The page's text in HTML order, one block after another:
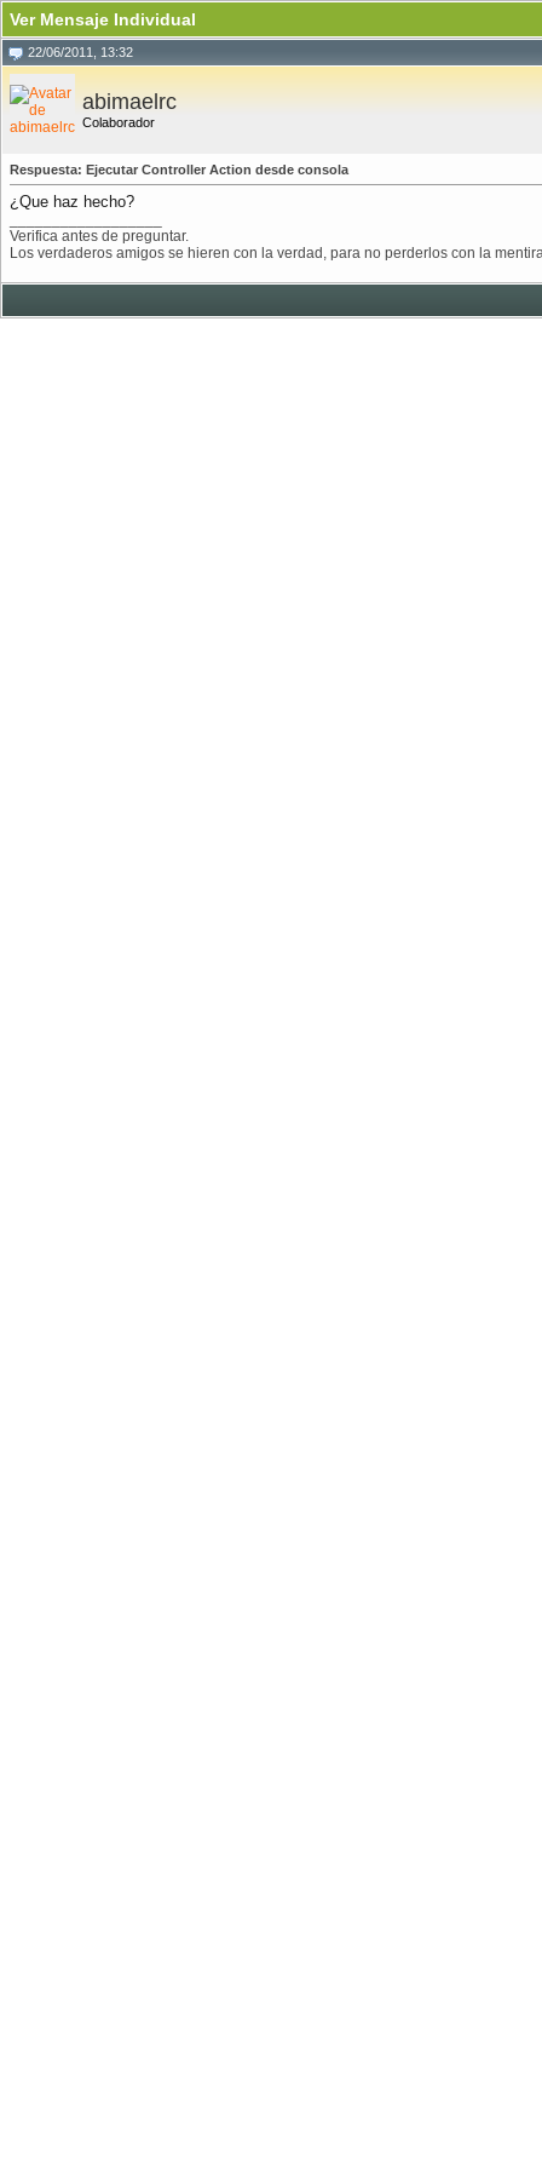
Ver Mensaje Individual
22/06/2011, 13:32
abimaelrc
Colaborador
Respuesta: Ejecutar Controller Action desde consola
¿Que haz hecho?
Verifica antes de preguntar.
Los verdaderos amigos se hieren con la verdad, para no perderlos con la